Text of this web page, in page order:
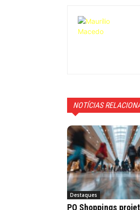
NOTÍCIAS
Destaques
PO Shoppings